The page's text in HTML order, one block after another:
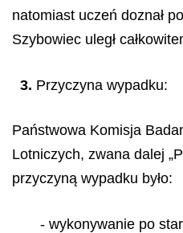
natomiast uczeń doznał
Szybowiec uległ
3. Przyczyna wypadku:
Państwowa Komisja
Lotniczych, zwana dalej
przyczyną wypadku było:
- wykonywanie po